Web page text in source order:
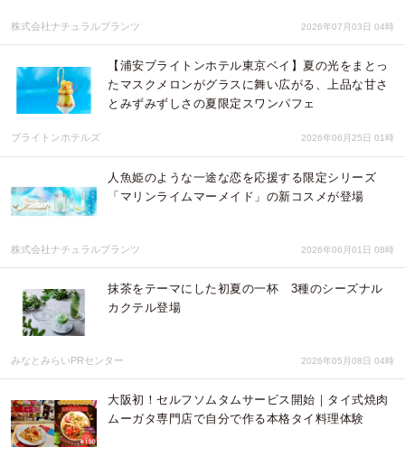
株式会社ナチュラルプランツ 2026年07月03日 04時
【浦安ブライトンホテル東京ベイ】夏の光をまとっ
たマスクメロンがグラスに舞い広がる、上品な甘さ
とみずみずしさの夏限定スワンパフェ
ブライトンホテルズ 2026年06月25日 01時
人魚姫のような一途な恋を応援する限定シリーズ
「マリンライムマーメイド」の新コスメが登場
株式会社ナチュラルプランツ 2026年06月01日 08時
抹茶をテーマにした初夏の一杯 3種のシーズナル
カクテル登場
みなとみらいPRセンター 2026年05月08日 04時
大阪初！セルフソムタムサービス開始｜タイ式焼肉
ムーガタ専門店で自分で作る本格タイ料理体験